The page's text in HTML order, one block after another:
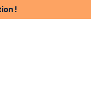
!